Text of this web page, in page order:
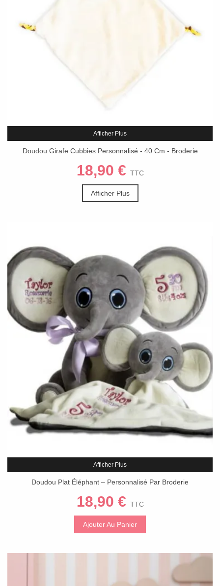
Afficher Plus
Doudou Girafe Cubbies Personnalisé - 40 Cm - Broderie
18,90 € TTC
Afficher Plus
Afficher Plus
Doudou Plat Éléphant – Personnalisé Par Broderie
18,90 € TTC
Ajouter Au Panier